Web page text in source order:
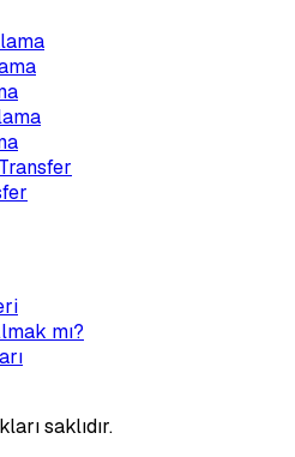
mı?
saklıdır.